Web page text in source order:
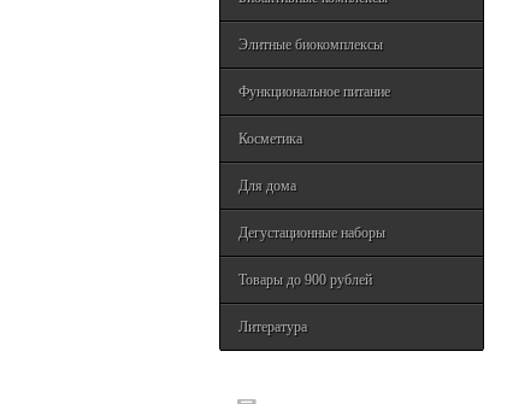
Элитные биокомплексы
Функциональное питание
Косметика
Для дома
Дегустационные наборы
Товары до 900 рублей
Литература